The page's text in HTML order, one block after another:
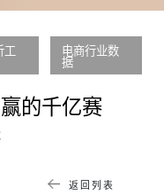
返回列表
的千亿赛
工 电商行业数
据